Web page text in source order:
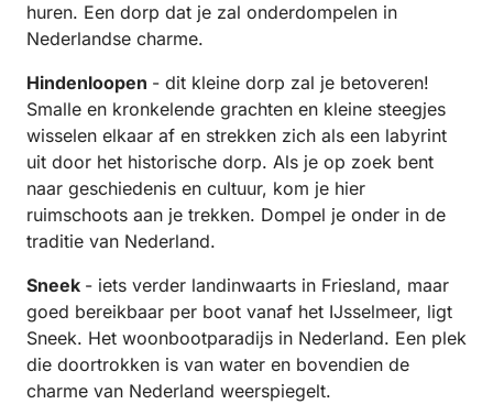
huren. Een dorp dat je zal onderdompelen in
Nederlandse charme.
Hindenloopen - dit kleine dorp zal je betoveren!
Smalle en kronkelende grachten en kleine steegjes
wisselen elkaar af en strekken zich als een labyrint
uit door het historische dorp. Als je op zoek bent
naar geschiedenis en cultuur, kom je hier
ruimschoots aan je trekken. Dompel je onder in de
traditie van Nederland.
Sneek - iets verder landinwaarts in Friesland, maar
goed bereikbaar per boot vanaf het IJsselmeer, ligt
Sneek. Het woonbootparadijs in Nederland. Een plek
die doortrokken is van water en bovendien de
charme van Nederland weerspiegelt.